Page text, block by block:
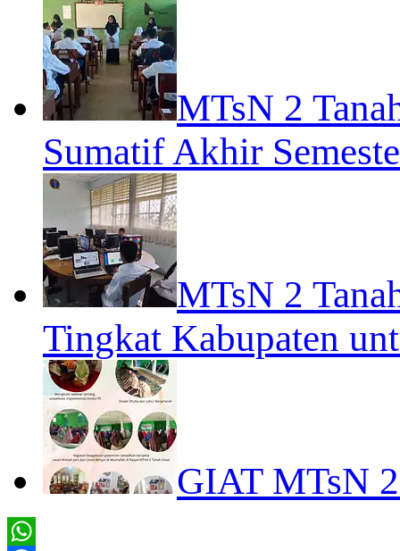
MTsN 2
Sumatif Akhir
MTsN 2
Tingkat Kabupaten
GIAT MTsN